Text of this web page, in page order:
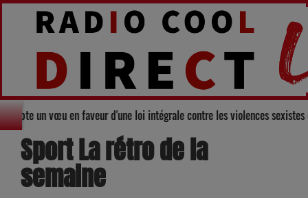
adopte un vœu en faveur d'une loi intégrale contre les violences
Sport La rétro de la
semaine